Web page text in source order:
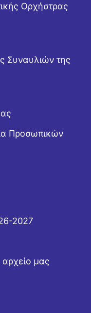
Ορχήστρας
Συναυλιών της
Προσωπικών
2027
μας